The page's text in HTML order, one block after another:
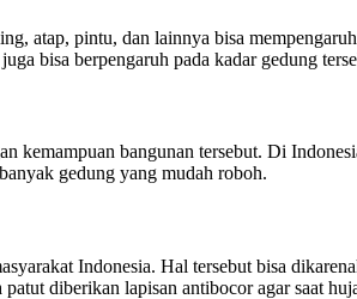
atap, pintu, dan lainnya bisa
bisa berpengaruh pada kadar gedung
kemampuan bangunan tersebut. Di
gedung yang mudah roboh.
Indonesia. Hal tersebut bisa
diberikan lapisan antibocor agar saat